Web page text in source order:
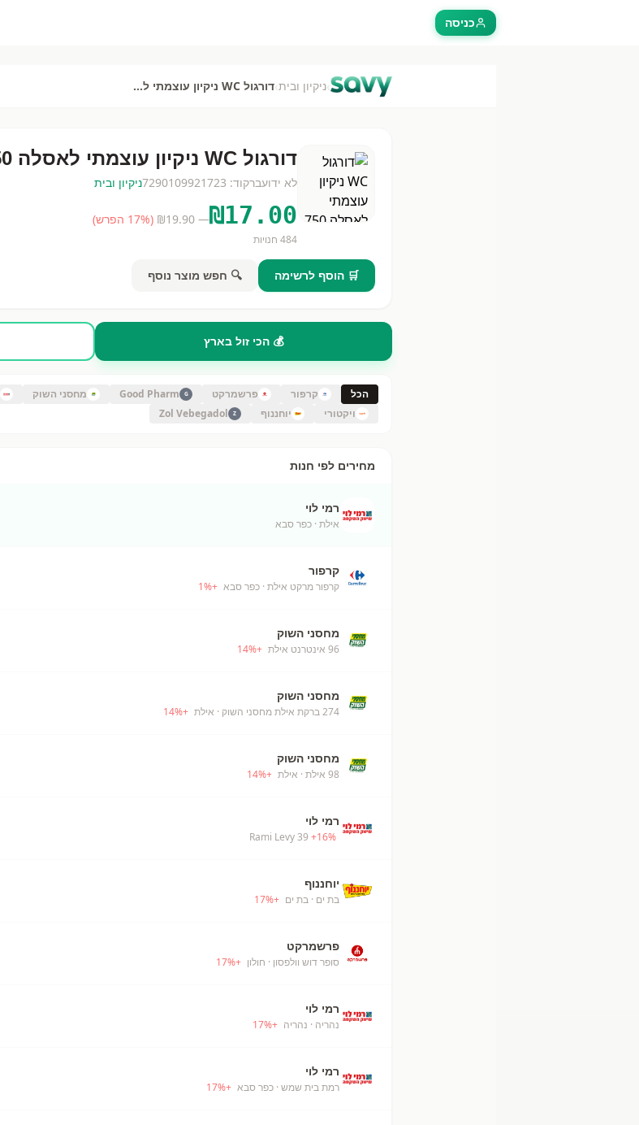
כניסה
›ניקיון ובית› דורגול WC ניקיון עוצמתי לאסלה 750 מל
דורגול WC ניקיון עוצמתי לאסלה 750 מל
לא ידועברקוד: 7290109921723ניקיון ובית
₪17.00
— ₪
19.90
(
17% הפרש)
484 חנויות
🛒 הוסף לרשימה 🔍 חפש מוצר נוסף
💰 הכי זול בארץ
הכל קרפור פרשמרקט G
Good Pharm מחסני השוק
ויקטורי
יוחננוף Z
Zol Vebegadol
מחירים לפי חנות
רמי לוי
אילת · כפר סבא
קרפור
קרפור מרקט אילת · כפר סבא +
1%
מחסני השוק
96 אינטרנט אילת +
14%
מחסני השוק
274 ברקת אילת מחסני השוק · אילת +
14%
מחסני השוק
98 אילת · אילת +
14%
רמי לוי
Rami Levy 39 +16%
יוחננוף
בת ים · בת ים +
17%
פרשמרקט
סופר דוש וולפסון · חולון +
17%
רמי לוי
נהריה · נהריה +
17%
רמי לוי
רמת בית שמש · כפר סבא +
17%